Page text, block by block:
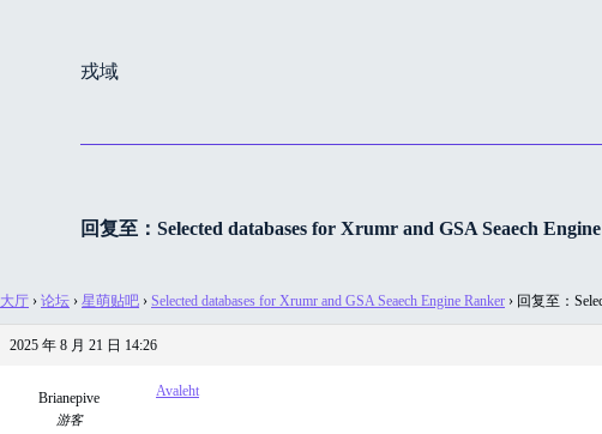
戎域
回复至：Selected databases for Xrumr and GSA Seaech
大厅 › 论坛 › 星萌贴吧 › Selected databases for Xrumr and GSA Seaech Engine Ranker › 回复至：
2025 年 8 月 21 日 14:26
Brianepive
游客
Avaleht